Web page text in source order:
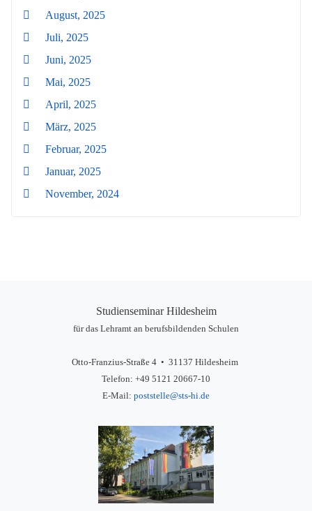
August, 2025
Juli, 2025
Juni, 2025
Mai, 2025
April, 2025
März, 2025
Februar, 2025
Januar, 2025
November, 2024
Studienseminar Hildesheim
für das Lehramt an berufsbildenden Schulen
Otto-Franzius-Straße 4 • 31137 Hildesheim
Telefon: +49 5121 20667-10
E-Mail: poststelle@sts-hi.de